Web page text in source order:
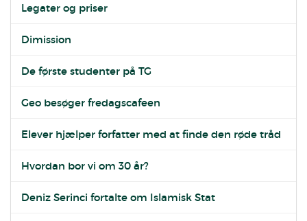
Legater og priser
Dimission
De første studenter på TG
Geo besøger fredagscafeen
Elever hjælper forfatter med at finde den røde tråd
Hvordan bor vi om 30 år?
Deniz Serinci fortalte om Islamisk Stat